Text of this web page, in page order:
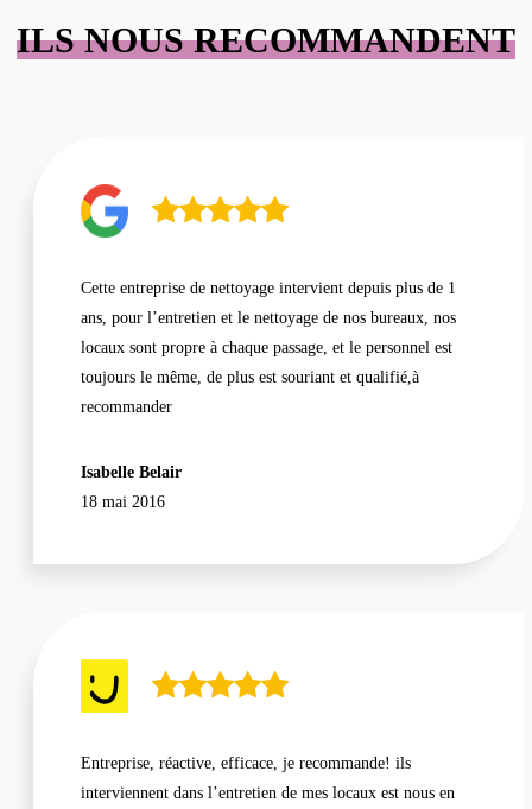
ILS NOUS RECOMMANDENT
Cette entreprise de nettoyage intervient depuis plus de 1
ans, pour l’entretien et le nettoyage de nos bureaux, nos
locaux sont propre à chaque passage, et le personnel est
toujours le même, de plus est souriant et qualifié,à
recommander
Isabelle Belair
18 mai 2016
Entreprise, réactive, efficace, je recommande! ils
interviennent dans l’entretien de mes locaux est nous en